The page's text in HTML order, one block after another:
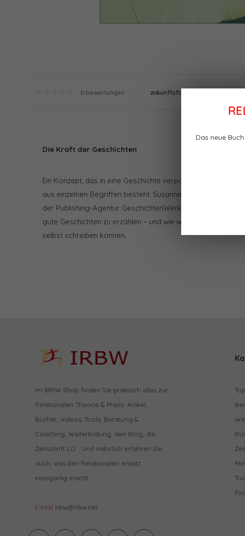
Das neue
0 bewertungen zukunftsfokussiert
Die Kraft der Geschichten
Ein Konzept, das in eine Geschichte verpackt ist, gelingt
aus einzelnen Begriffen besteht. Susanne Prosser ist
der Publishing-Agentur GeschichtenWerk. Sie berichtet von
gute Geschichten zu erzählen – und wie wir unsere eigene
selbst schreiben können.
Im IBRW Shop finden Sie praktisch alles zur
Relationalen Theorie & Praxis: Artikel,
Bücher, Videos, Tools, Beratung &
Coaching, Weiterbildung, den Blog, die
Zeitschrift LO… Und natürlich erfahren Sie
auch, was den Relationalen Ansatz
einzigartig macht.
E-Mail irbw@irbw.net